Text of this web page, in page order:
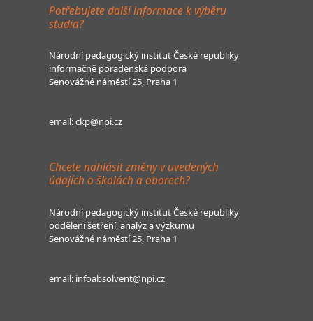
Potřebujete další informace k výběru
studia?
Národní pedagogický institut České republiky
informačně poradenská podpora
Senovážné náměstí 25, Praha 1
email:ckp@npi.cz
Chcete nahlásit změny v uvedených
údajích o školách a oborech?
Národní pedagogický institut České republiky
oddělení šetření, analýz a výzkumu
Senovážné náměstí 25, Praha 1
email: infoabsolvent@npi.cz